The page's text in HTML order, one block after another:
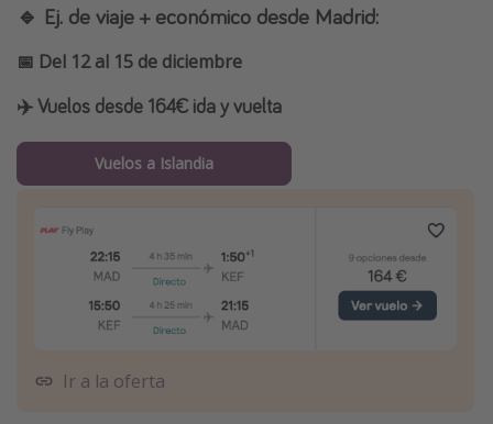
🔹 Ej. de viaje + económico desde Madrid:
📅 Del 12 al 15 de diciembre
✈️ Vuelos desde 164€ ida y vuelta
Vuelos a Islandia
Ir a la oferta